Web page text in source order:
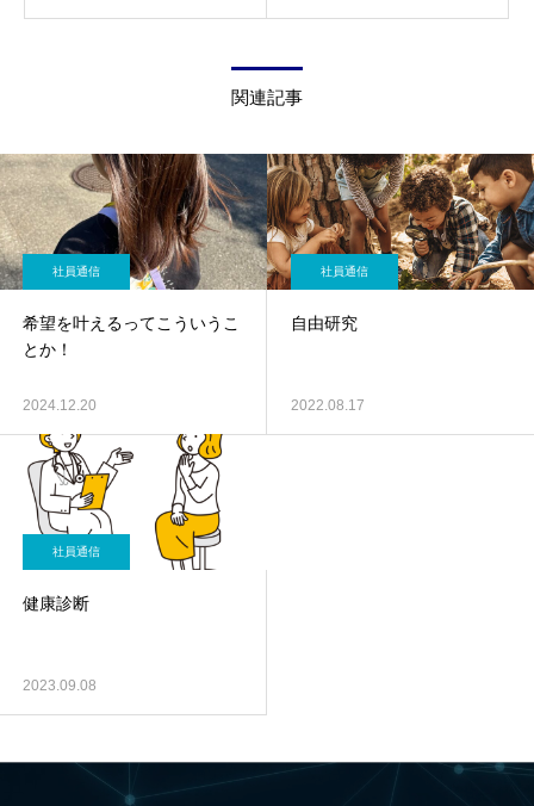
関連記事
社員通信
希望を叶えるってこういうこ
とか！
2024.12.20
社員通信
自由研究
2022.08.17
社員通信
健康診断
2023.09.08